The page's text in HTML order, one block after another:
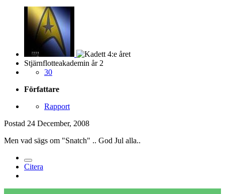
Stjärnflotteakademin år 2
30
Författare
Rapport
Postad 24 December, 2008
Men vad sägs om "Snatch" .. God Jul alla..
Citera